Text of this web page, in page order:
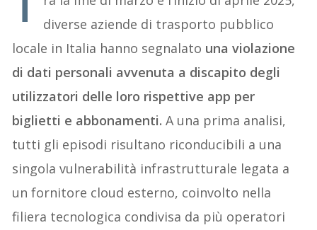
diverse aziende di trasporto pubblico
locale in Italia hanno segnalato una violazione
di dati personali avvenuta a discapito degli
utilizzatori delle loro rispettive app per
biglietti e abbonamenti.A una prima analisi,
tutti gli episodi risultano riconducibili a una
singola vulnerabilità infrastrutturale legata a
un fornitore cloud esterno, coinvolto nella
filiera tecnologica condivisa da più operatori